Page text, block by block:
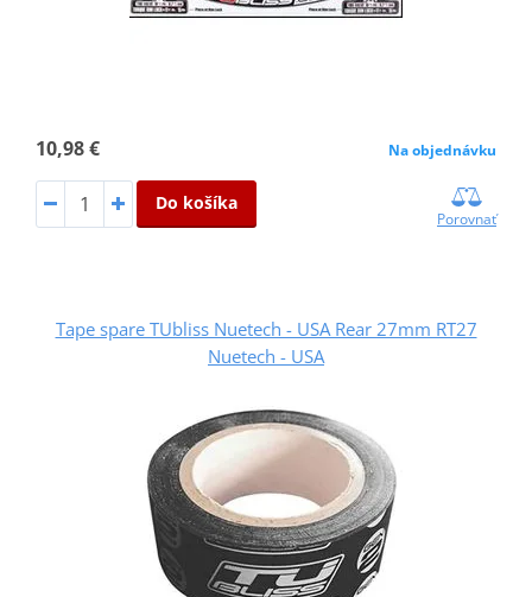
10,98 € Na objednávku
Do košíka
Porovnať
Tape spare TUbliss Nuetech - USA Rear 27mm RT27
Nuetech - USA